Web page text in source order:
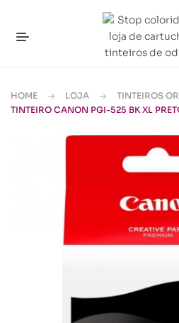
HOME LOJA TINTEIROS
TINTEIRO CANON PGI-525 BK XL